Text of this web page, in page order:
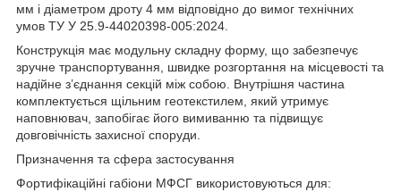
мм і діаметром дроту 4 мм відповідно до вимог технічних
умов ТУ У 25.9-44020398-005:2024.
Конструкція має модульну складну форму, що забезпечує
зручне транспортування, швидке розгортання на місцевості та
надійне з’єднання секцій між собою. Внутрішня частина
комплектується щільним геотекстилем, який утримує
наповнювач, запобігає його вимиванню та підвищує
довговічність захисної споруди.
Призначення та сфера застосування
Фортифікаційні габіони МФСГ використовуються для: